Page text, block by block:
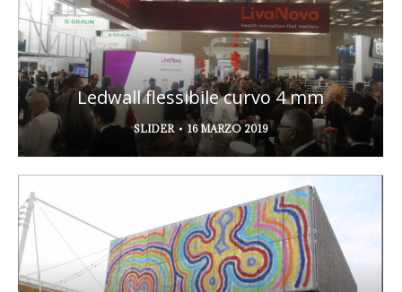
Ledwall flessibile curvo 4 mm
SLIDER 16 MARZO 2019